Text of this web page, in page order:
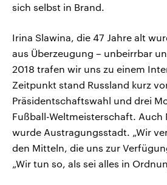
sich selbst in Brand.
Irina Slawina, die 47 Jahre alt
aus Überzeugung – unbeirrbar
2018 trafen wir uns zu einem
Zeitpunkt stand Russland kurz
Präsidentschaftswahl und drei
Fußball-Weltmeisterschaft.
wurde Austragungsstadt. „Wir
den Mitteln, die uns zur
„Wir tun so, als sei alles in